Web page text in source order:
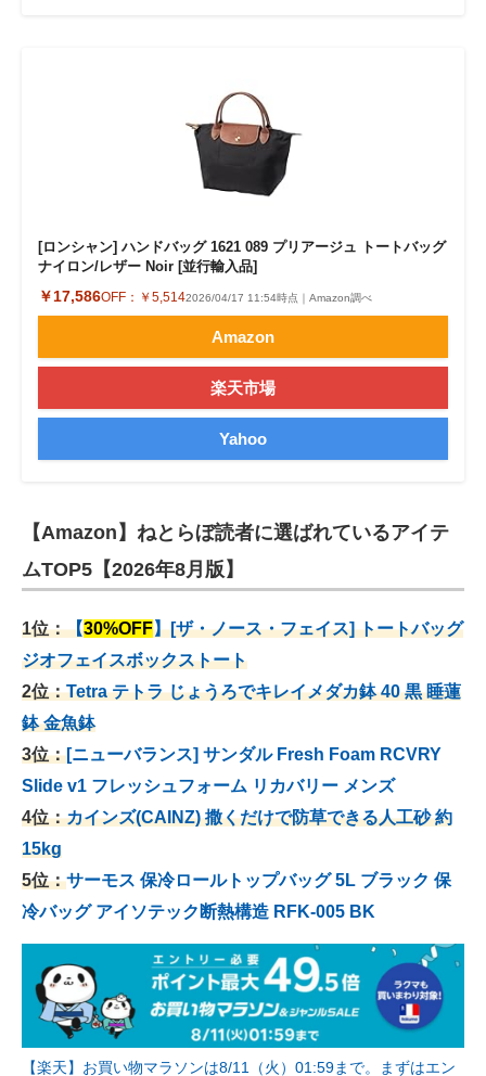
[ロンシャン] ハンドバッグ 1621 089 プリアージュ トートバッグ
ナイロン/レザー Noir [並行輸入品]
￥17,586OFF： ￥5,5142026/04/17 11:54時点｜Amazon調べ
Amazon
楽天市場
Yahoo
【Amazon】ねとらぼ読者に選ばれているアイテ
ムTOP5【2026年8月版】
1位：【30%OFF】[ザ・ノース・フェイス] トートバッグ
ジオフェイスボックストート
2位：Tetra テトラ じょうろでキレイメダカ鉢 40 黒 睡蓮
鉢 金魚鉢
3位：[ニューバランス] サンダル Fresh Foam RCVRY
Slide v1 フレッシュフォーム リカバリー メンズ
4位：カインズ(CAINZ) 撒くだけで防草できる人工砂 約
15kg
5位：サーモス 保冷ロールトップバッグ 5L ブラック 保
冷バッグ アイソテック断熱構造 RFK-005 BK
【楽天】お買い物マラソンは8/11（火）01:59まで。まずはエン